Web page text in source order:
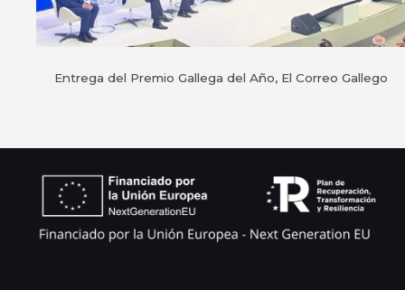
Entrega del Premio Gallega del Año, El Correo Gallego